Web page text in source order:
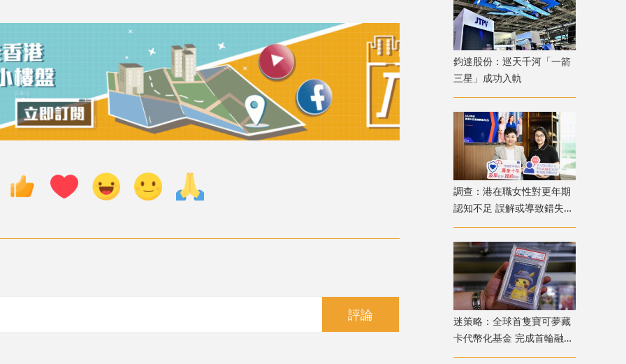
評論
鈞達股份：巡天千河「一箭
三星」成功入軌
調查：港在職女性對更年期
認知不足 誤解或導致錯失
「黃金預防期」
迷策略：全球首隻寶可夢藏
卡代幣化基金 完成首輪融資
兼獲超購